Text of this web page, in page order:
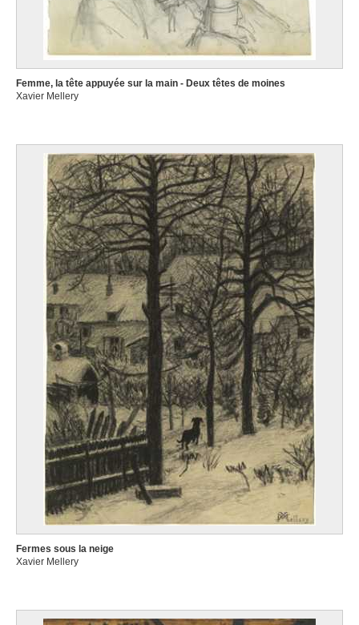
Femme, la tête appuyée sur la main - Deux têtes de moines
Xavier Mellery
Fermes sous la neige
Xavier Mellery